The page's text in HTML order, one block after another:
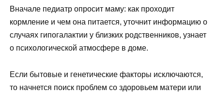
Вначале педиатр опросит маму: как проходит
кормление и чем она питается, уточнит информацию о
случаях гипогалактии у близких родственников, узнает
о психологической атмосфере в доме.
Если бытовые и генетические факторы исключаются,
то начнется поиск проблем со здоровьем матери или